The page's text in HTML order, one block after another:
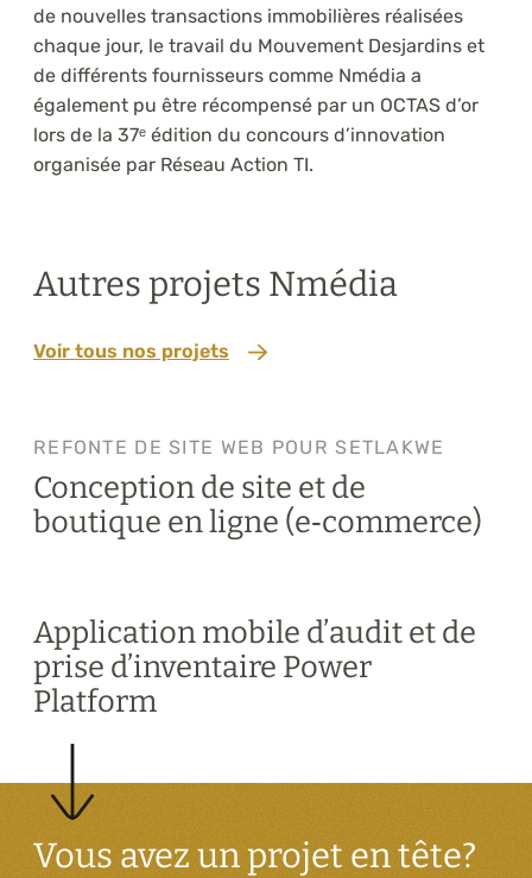
de nouvelles transactions immobilières réalisées
chaque jour, le travail du Mouvement Desjardins et
de différents fournisseurs comme Nmédia a
également pu être récompensé par un OCTAS d’or
lors de la 37ᵉ édition du concours d’innovation
organisée par Réseau Action TI.
Autres projets Nmédia
Voir tous nos projets
REFONTE DE SITE WEB POUR SETLAKWE
Conception de site et de
boutique en ligne (e‑commerce)
Application mobile d’audit et de
prise d’inventaire Power
Platform
Vous avez un projet en tête?